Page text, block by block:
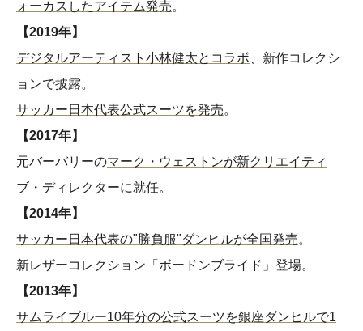
ォーカスしたアイテム発売。
【2019年】
デジタルアーティスト小林健太とコラボ 、新作コレクシ
ョンで披露。
サッカー日本代表公式スーツを発売。
【2017年】
元バーバリーのマーク・ウェストンが新クリエイティ
ブ・ディレクターに就任。
【2014年】
サッカー日本代表の"勝負服"ダンヒルが全国発売。
新レザーコレクション「ボードンブライド」登場。
【2013年】
サムライブルー10年分の公式スーツを銀座ダンヒルで1